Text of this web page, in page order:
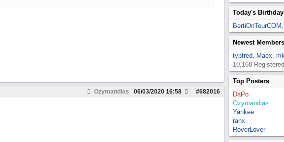
Ozymandias #682016
06/03/2020 16:58
Today's
BertiOnTourCOM
Newest Members
typfred, Maex,
10,168
Top Posters
DaPo
Ozymandias
Yankee
ranx
RoverLover